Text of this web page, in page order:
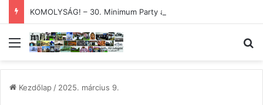
Menü
Kezdőlap/ 2025. március 9.